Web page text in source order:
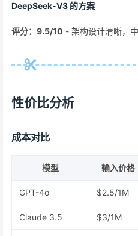
DeepSeek-V3 的方案
评分：9.5/10 - 架构设计清晰，
性价比分析
成本对比
模型 输入价格
GPT-4o $2.5/1M
Claude 3.5 $3/1M